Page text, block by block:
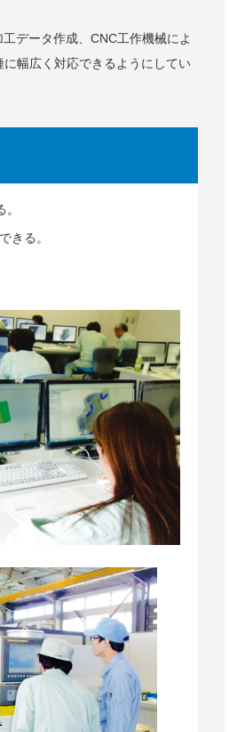
データ作成、CNC工作機械によ
幅広く対応できるようにしてい
きる。